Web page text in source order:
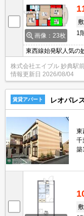
画像：23枚
敷
1
東西線始発駅人気の
コンクリート造。仲
業者あり。当店の専
株式会社エイブル 妙典駅
情報更新日 2026/08/04
賃貸アパート レオパレ
東
千
築
敷